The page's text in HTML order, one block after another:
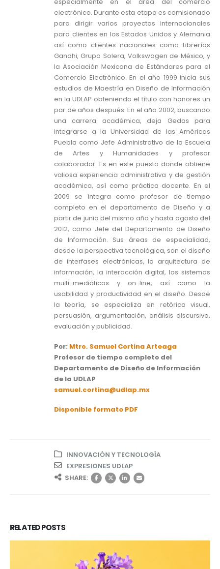
electrónico. Durante esta etapa es comisionado
para dirigir varios proyectos internacionales
para clientes en los Estados Unidos y Alemania
así como clientes nacionales como Librerías
Gandhi, Grupo Solera, Volkswagen de México, y
la Asociación Mexicana de Estándares para el
Comercio Electrónico. En el año 1999 inicia sus
estudios de Maestría en Diseño de Información
en la UDLAP obteniendo el título con honores un
par de años después. En el año 2002, buscando
una carrera académica, deja Gedas para
integrarse a la Universidad de las Américas
Puebla como Jefe Administrativo de la Escuela
de Artes y Humanidades y profesor
colaborador. Es en este puesto donde obtiene
valiosa experiencia administrativa y de gestión
académica, así como práctica docente. En el
2009 se integra como profesor de tiempo
completo en el departamento de Diseño y a
partir de junio del mismo año y hasta agosto del
2012, como Jefe del Departamento de Diseño
de Información. Sus áreas de especialidad,
desde la perspectiva tecnológica, son el diseño
de interfases electrónicas, la arquitectura de
información, la interacción digital, los sistemas
multi-mediáticos y on-line, así como la
usabilidad y productividad en el diseño. Desde
la teoría, se especializa en retórica visual,
persuasión, argumentación, análisis discursivo,
evaluación y publicidad.
Por: Mtro. Samuel Cortina Arteaga
Profesor de tiempo completo del
Departamento de Diseño de Información
de la UDLAP
samuel.cortina@udlap.mx
Disponible formato PDF
INNOVACIÓN Y TECNOLOGÍA
EXPRESIONES UDLAP
SHARE:
RELATEDPOSTS